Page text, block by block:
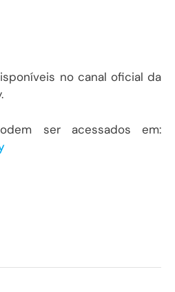
no canal oficial da
ser acessados em: